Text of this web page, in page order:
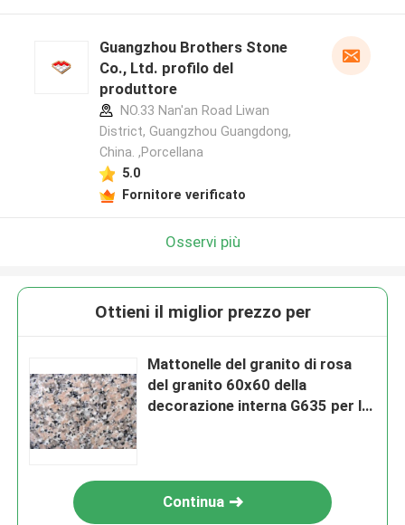
Guangzhou Brothers Stone
Co., Ltd. profilo del
produttore
NO.33 Nan'an Road Liwan
District, Guangzhou Guangdong,
China. ,Porcellana
5.0
Fornitore verificato
Osservi più
Ottieni il miglior prezzo per
Mattonelle del granito di rosa
del granito 60x60 della
decorazione interna G635 per la
Continua